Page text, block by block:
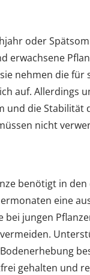
oder
erwachsene
nehmen die für
auf. Allerdings
und die Stabilität
nicht
benötigt in
eine
bei jungen
gehalten und